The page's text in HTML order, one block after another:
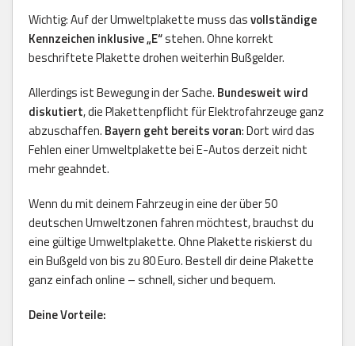
Wichtig: Auf der Umweltplakette muss dasvollständige
Kennzeichen inklusive „E“stehen. Ohne korrekt
beschriftete Plakette drohen weiterhin Bußgelder.
Allerdings ist Bewegung in der Sache. Bundesweit wird
diskutiert, die Plakettenpflicht für Elektrofahrzeuge ganz
abzuschaffen. Bayern geht bereits voran: Dort wird das
Fehlen einer Umweltplakette bei E-Autos derzeit nicht
mehr geahndet.
Wenn du mit deinem Fahrzeug in eine der über 50
deutschen Umweltzonen fahren möchtest, brauchst du
eine gültige Umweltplakette. Ohne Plakette riskierst du
ein Bußgeld von bis zu 80 Euro. Bestell dir deine Plakette
ganz einfach online – schnell, sicher und bequem.
Deine Vorteile: